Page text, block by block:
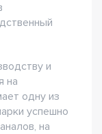
и
на
одну из
успешно
на